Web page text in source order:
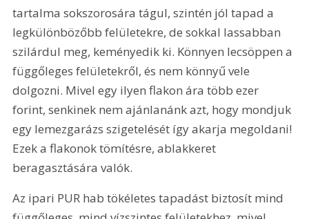
tartalma sokszorosára tágul, szintén jól tapad a
legkülönbözőbb felületekre, de sokkal lassabban
szilárdul meg, keményedik ki. Könnyen lecsöppen a
függőleges felületekről, és nem könnyű vele
dolgozni. Mivel egy ilyen flakon ára több ezer
forint, senkinek nem ajánlanánk azt, hogy mondjuk
egy lemezgarázs szigetelését így akarja megoldani!
Ezek a flakonok tömítésre, ablakkeret
beragasztására valók.
Az ipari PUR hab tökéletes tapadást biztosít mind